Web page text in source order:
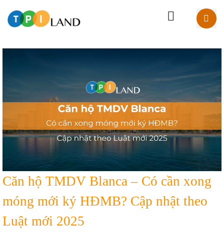
Căn hộ TMDV Blanca – Có cần xong
móng mới ký HĐMB? Cập nhật theo
Luật mới 2025